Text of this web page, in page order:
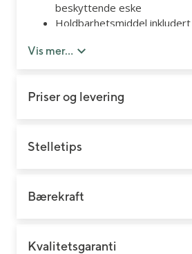
beskyttende eske
Holdbarhetsmiddel inkludert
Liljene vil være i knopp ved levering.
Vis mer...
Priser og levering
Stelletips
Bærekraft
Kvalitetsgaranti